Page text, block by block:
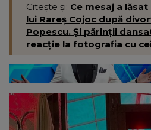
Citește și: Ce mesaj a
lui Rareș Cojoc după
Popescu. Și părinții
reacție la fotografia cu